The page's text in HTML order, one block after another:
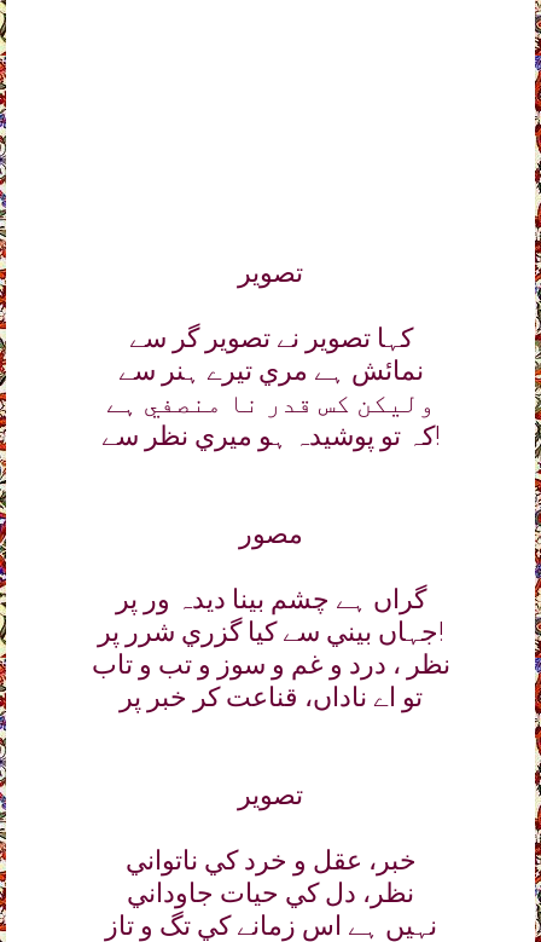
تصوير
کہا تصوير نے تصوير گر سے
نمائش ہے مري تيرے ہنر سے
وليکن کس قدر نا منصفي ہے
کہ تو پوشيدہ ہو ميري نظر سے!
مصور
گراں ہے چشم بينا ديدہ ور پر
جہاں بيني سے کيا گزري شرر پر!
نظر ، درد و غم و سوز و تب و تاب
تو اے ناداں، قناعت کر خبر پر
تصوير
خبر، عقل و خرد کي ناتواني
نظر، دل کي حيات جاوداني
نہيں ہے اس زمانے کي تگ و تاز